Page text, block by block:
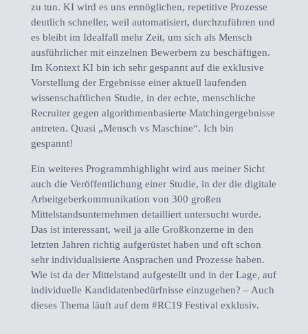
zu tun. KI wird es uns ermöglichen, repetitive Prozesse
deutlich schneller, weil automatisiert, durchzuführen und
es bleibt im Idealfall mehr Zeit, um sich als Mensch
ausführlicher mit einzelnen Bewerbern zu beschäftigen.
Im Kontext KI bin ich sehr gespannt auf die exklusive
Vorstellung der Ergebnisse einer aktuell laufenden
wissenschaftlichen Studie, in der echte, menschliche
Recruiter gegen algorithmenbasierte Matchingergebnisse
antreten. Quasi „Mensch vs Maschine“. Ich bin
gespannt!
Ein weiteres Programmhighlight wird aus meiner Sicht
auch die Veröffentlichung einer Studie, in der die digitale
Arbeitgeberkommunikation von 300 großen
Mittelstandsunternehmen detailliert untersucht wurde.
Das ist interessant, weil ja alle Großkonzerne in den
letzten Jahren richtig aufgerüstet haben und oft schon
sehr individualisierte Ansprachen und Prozesse haben.
Wie ist da der Mittelstand aufgestellt und in der Lage, auf
individuelle Kandidatenbedürfnisse einzugehen? – Auch
dieses Thema läuft auf dem #RC19 Festival exklusiv.